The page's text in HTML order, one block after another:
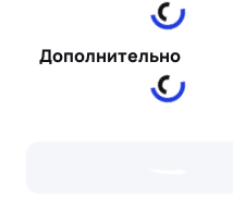
Дополнительно